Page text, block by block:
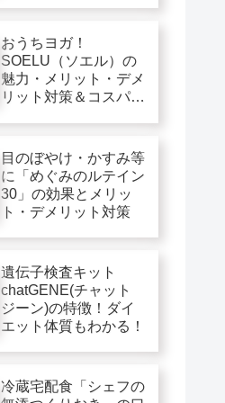
おうちヨガ！
SOELU（ソエル）の
魅力・メリット・デメ
リット対策＆コスパ徹
目のぼやけ・かすみ等
に「めぐみのルテイン
30」の効果とメリッ
ト・デメリット対策
遺伝子検査キット
chatGENE(チャット
ジーン)の特徴！ダイ
エット体質もわかる！
冷蔵宅配食「シェフの